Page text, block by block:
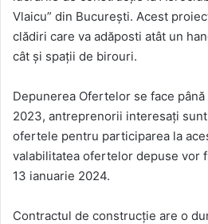
Vlaicu” din București. Acest
clădiri care va adăposti atât un
cât și spații de birouri.
Depunerea Ofertelor se face
2023, antreprenorii interesați
ofertele pentru participarea la
valabilitatea ofertelor depuse vor
13 ianuarie 2024.
Contractul de construcție are o